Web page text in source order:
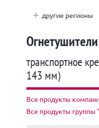
другие регионы
Огнетушители
транспортное
143 мм)
Все продукты
Все продукты группы